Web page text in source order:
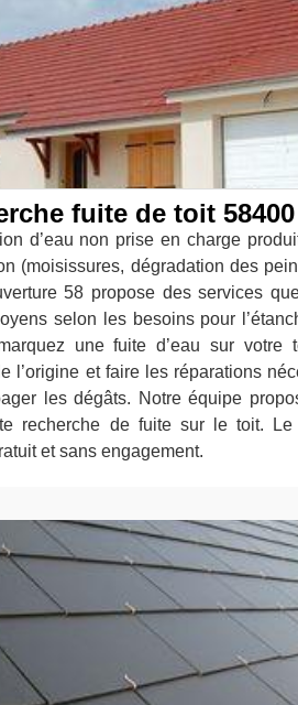
fuite de toit 58400
d’eau non prise en charge
(moisissures, dégradation des
58 propose des services
selon les besoins pour
une fuite d’eau sur votre
l’origine et faire les réparations
les dégâts. Notre équipe
recherche de fuite sur le toit.
et sans engagement.